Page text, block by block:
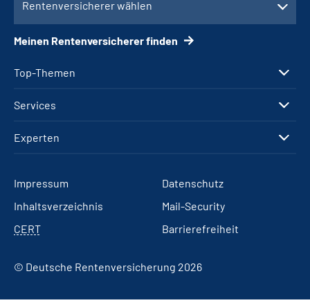
Top-Themen
Services
Experten
Rentenversicherer wählen
Meinen Rentenversicherer finden
Impressum
Datenschutz
Inhaltsverzeichnis
Mail-Security
CERT
Barrierefreiheit
© Deutsche Rentenversicherung 2026